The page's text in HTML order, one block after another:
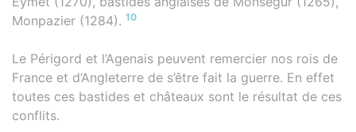
Monpazier (1284). 10
Le Périgord et l’Agenais peuvent remercier nos rois de
France et d’Angleterre de s’être fait la guerre. En effet
toutes ces bastides et châteaux sont le résultat de ces
conflits.